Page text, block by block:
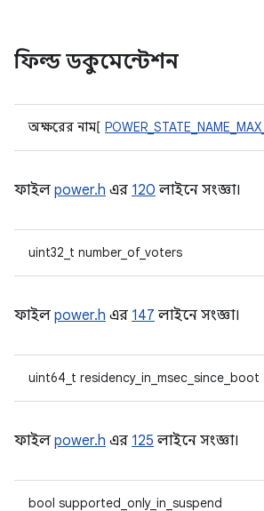
ফিল্ড ডকুমেন্টেশন
অক্ষরের নাম[
ফাইল power.h এর 120 লাইনে সংজ্ঞা।
uint32_t number_of_voters
ফাইল power.h এর 147 লাইনে সংজ্ঞা।
uint64_t residency_in_msec_since_boot
ফাইল power.h এর 125 লাইনে সংজ্ঞা।
bool supported_only_in_suspend